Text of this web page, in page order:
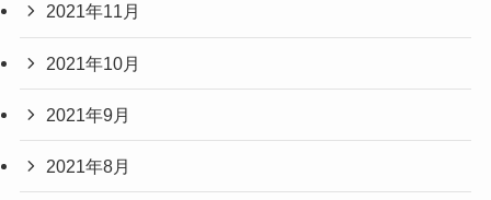
2021年11月
2021年10月
2021年9月
2021年8月